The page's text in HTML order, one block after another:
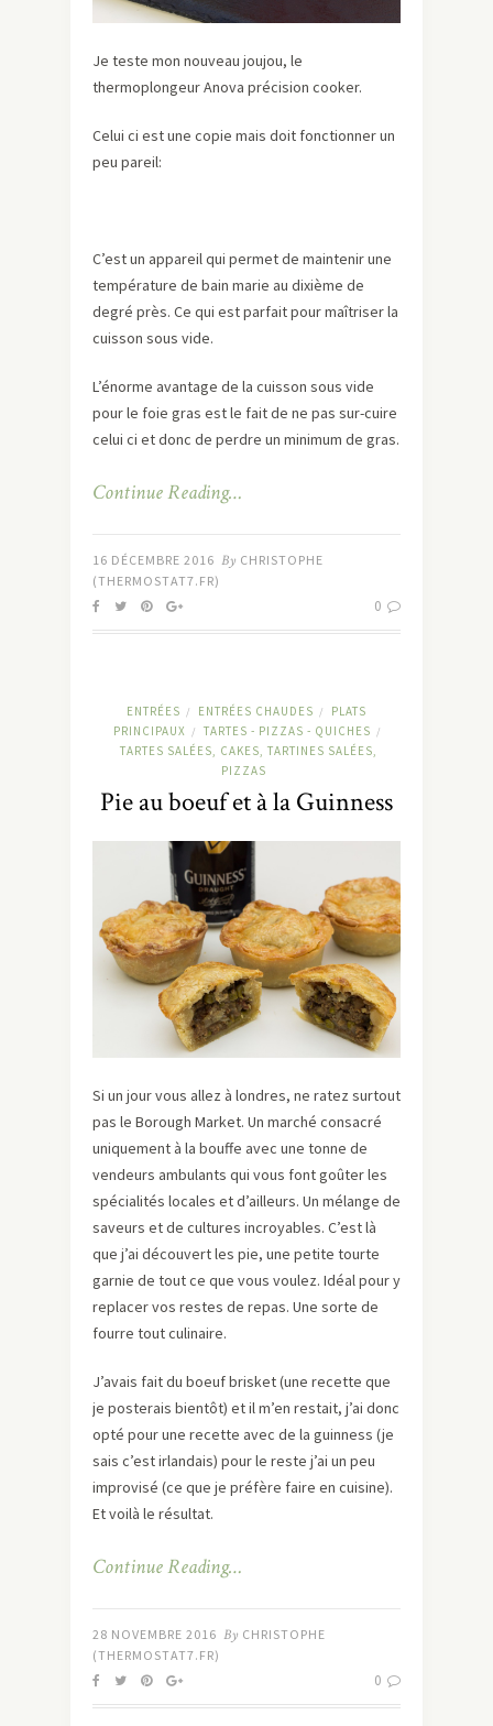
Je teste mon nouveau joujou, le
thermoplongeur Anova précision cooker.
Celui ci est une copie mais doit fonctionner un
peu pareil:
C’est un appareil qui permet de maintenir une
température de bain marie au dixième de
degré près. Ce qui est parfait pour maîtriser la
cuisson sous vide.
L’énorme avantage de la cuisson sous vide
pour le foie gras est le fait de ne pas sur-cuire
celui ci et donc de perdre un minimum de gras.
Continue Reading…
16 DÉCEMBRE 2016 By CHRISTOPHE
(THERMOSTAT7.FR)
0
ENTRÉES / ENTRÉES CHAUDES /
PLATS
PRINCIPAUX / TARTES - PIZZAS - QUICHES /
TARTES SALÉES, CAKES, TARTINES SALÉES,
PIZZAS
Pie au boeuf et à la Guinness
Si un jour vous allez à londres, ne ratez surtout
pas le Borough Market. Un marché consacré
uniquement à la bouffe avec une tonne de
vendeurs ambulants qui vous font goûter les
spécialités locales et d’ailleurs. Un mélange de
saveurs et de cultures incroyables. C’est là
que j’ai découvert les pie, une petite tourte
garnie de tout ce que vous voulez. Idéal pour y
replacer vos restes de repas. Une sorte de
fourre tout culinaire.
J’avais fait du boeuf brisket (une recette que
je posterais bientôt) et il m’en restait, j’ai donc
opté pour une recette avec de la guinness (je
sais c’est irlandais) pour le reste j’ai un peu
improvisé (ce que je préfère faire en cuisine).
Et voilà le résultat.
Continue Reading…
28 NOVEMBRE 2016 By CHRISTOPHE
(THERMOSTAT7.FR)
0